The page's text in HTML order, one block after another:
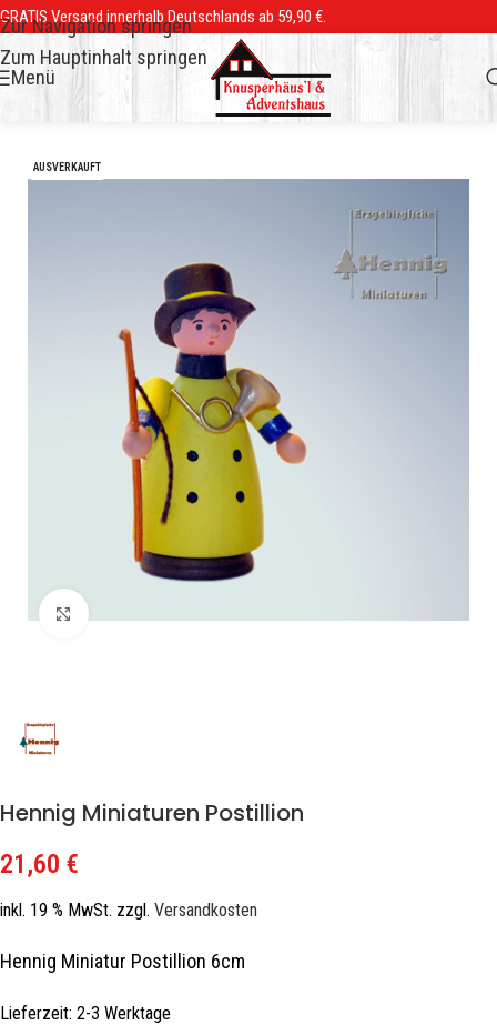
Zur Navigation springen
Zum Hauptinhalt springen
GRATIS Versand innerhalb Deutschlands ab 59,90 €.
Menü
AUSVERKAUFT
Zum Vergrößern klicken
Hennig Miniaturen Postillion
21,60 €
inkl. 19 % MwSt. zzgl. Versandkosten
Hennig Miniatur Postillion 6cm
Lieferzeit: 2-3 Werktage